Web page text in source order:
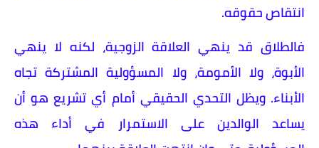
انتقاص حقوقه.
فالطلاق قد ينهي العلاقة الزوجية، لكنه لا ينهي
الأبوة، ولا الأمومة، ولا المسؤولية المشتركة تجاه
الأبناء. ويظل التحدي الحقيقي أمام أي تشريع هو أن
يساعد الوالدين على الاستمرار في أداء هذه